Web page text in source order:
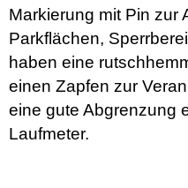
Markierung mit Pin zur
Parkflächen,
haben eine
einen Zapfen zur
eine gute Abgrenzung
Laufmeter.